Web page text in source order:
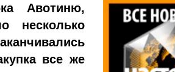
Авотиню,
несколько
все же